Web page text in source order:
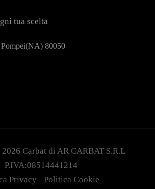
tua scelta
80050
Carbatdi AR CARBAT S.R.L
P.IVA:08514441214
Privacy
Politica Cookie